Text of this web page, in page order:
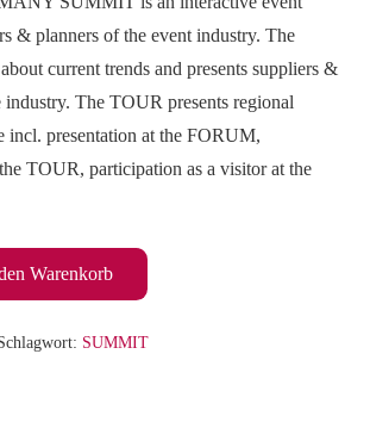
& planners of the event industry. The
current trends and presents suppliers &
industry. The TOUR presents regional
incl. presentation at the FORUM,
TOUR, participation as a visitor at the
Warenkorb
SUMMIT